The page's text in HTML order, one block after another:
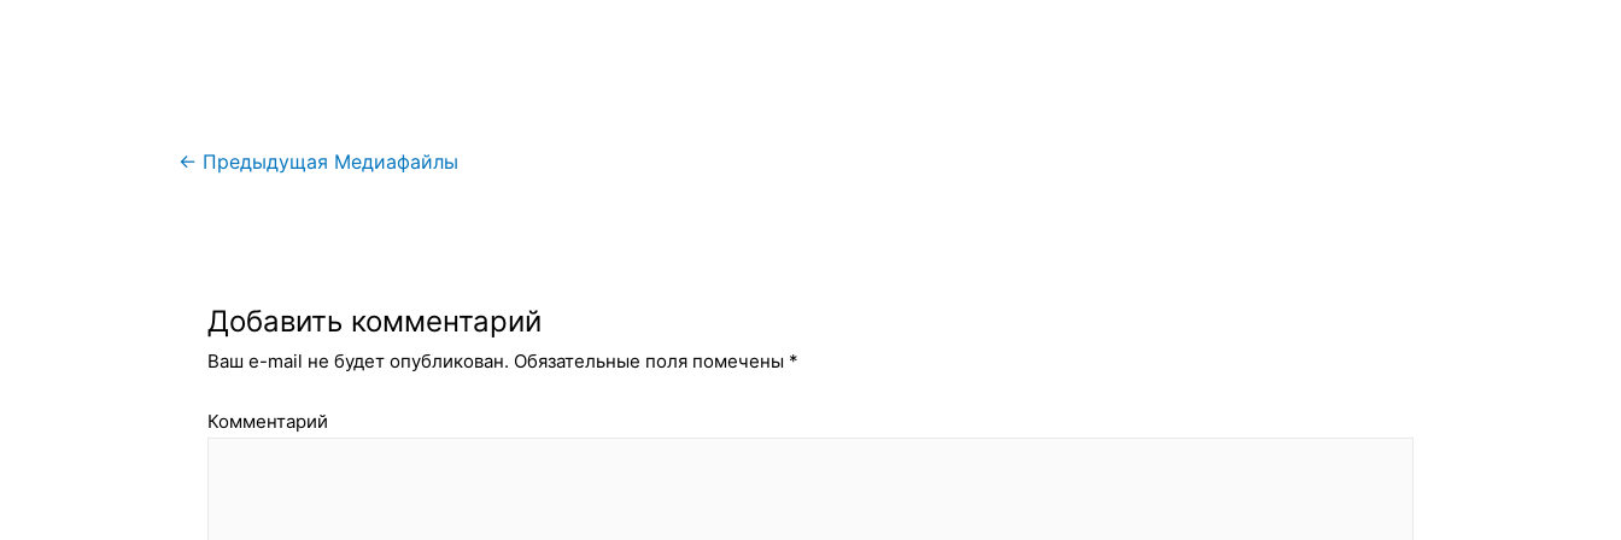
Навигация
записям
← Предыдущая Медиафайлы
Добавить комментарий
Ваш e-mail не будет опубликован. Обязательные поля помечены *
Комментарий